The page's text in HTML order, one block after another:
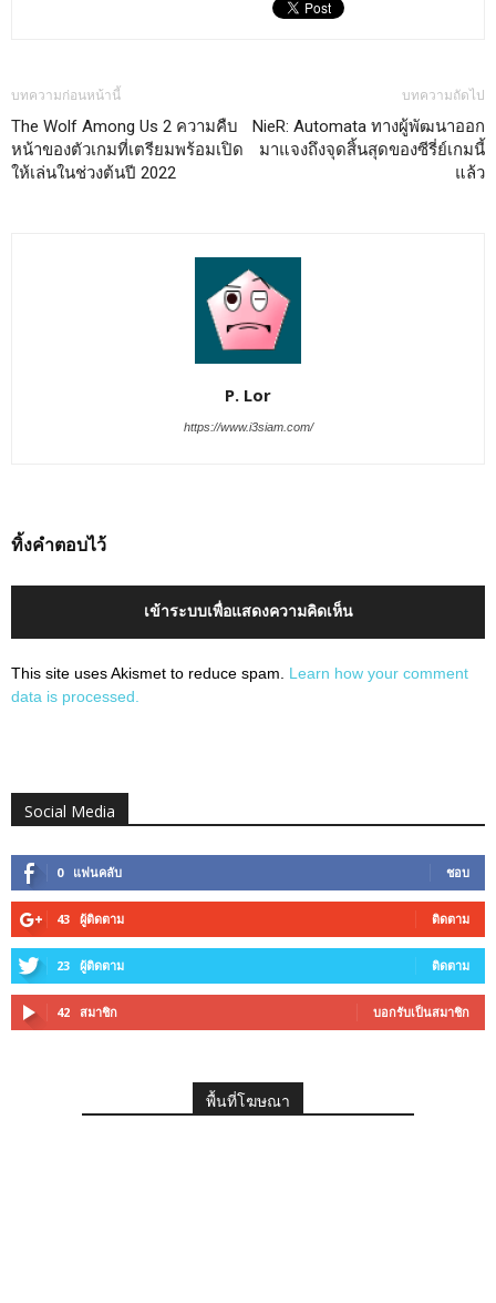
บทความก่อนหน้านี้
The Wolf Among Us 2 ความคืบ
หน้าของตัวเกมที่เตรียมพร้อมเปิด
ให้เล่นในช่วงต้นปี 2022
บทความถัดไป
NieR: Automata ทางผู้พัฒนาออก
มาแจงถึงจุดสิ้นสุดของซีรี่ย์เกมนี้
แล้ว
P. Lor
https://www.i3siam.com/
ทิ้งคำตอบไว้
เข้าระบบเพื่อแสดงความคิดเห็น
This site uses Akismet to reduce spam. Learn how your comment
data is processed.
Social Media
0 แฟนคลับ ชอบ
43 ผู้ติดตาม ติดตาม
23 ผู้ติดตาม ติดตาม
42 สมาชิก บอกรับเป็นสมาชิก
พื้นที่โฆษณา